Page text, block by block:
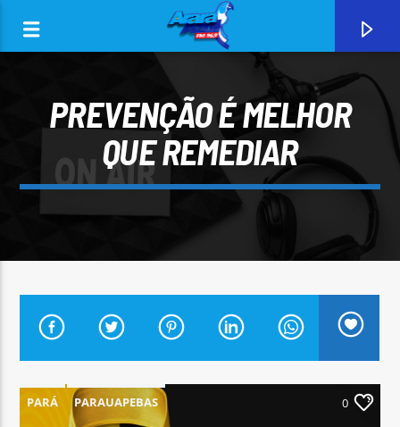
CURRENT TRACK
ARARA AZUL FM 96,9
PREVENÇÃO É MELHOR
QUE REMEDIAR
PARÁ PARAUAPEBAS 0